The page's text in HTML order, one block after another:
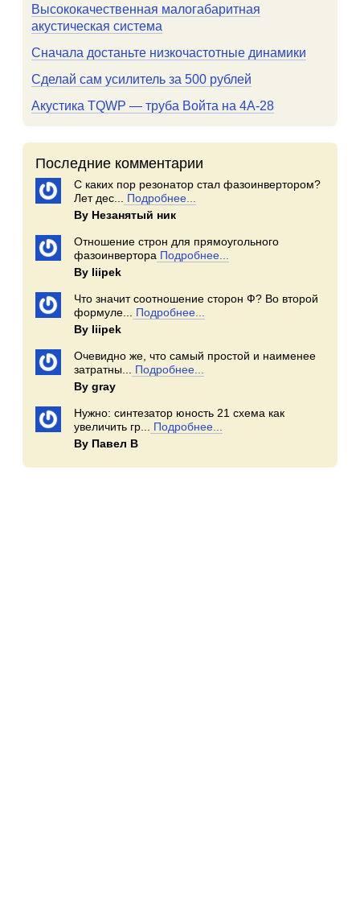
Высококачественная малогабаритная
акустическая система
Сначала достаньте низкочастотные динамики
Сделай сам усилитель за 500 рублей
Акустика TQWP — труба Войта на 4А-28
Последние комментарии
С каких пор резонатор стал фазоинвертором?
Лет дес...
Подробнее...
By Незанятый ник
Отношение строн для прямоугольного
фазоинвертора Подробнее...
By Iiipek
Что значит соотношение сторон Ф? Во второй
формуле...
Подробнее...
By Iiipek
Очевидно же, что самый простой и наименее
затратны...
Подробнее...
By gray
Нужно: синтезатор юность 21 схема как
увеличить гр...
Подробнее...
By Павел В